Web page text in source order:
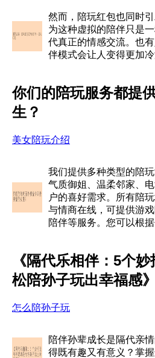
然而，陪玩红包也同时
为这种虚拟的陪伴只是
代真正的情感交流。也
伴模式会让人变得更加冷
你们的陪玩服务都提
生？
美女陪玩介绍
我们提供多种类型的陪
气质御姐、温柔邻家、
户的喜好需求。所有陪
与情商在线，可提供游
陪伴等服务。您可以根
《隔代乐相伴：5个
松陪孙子玩出幸福感》
怎么陪孙子玩
陪伴孙辈成长是隔代亲
得既有趣又有意义？掌